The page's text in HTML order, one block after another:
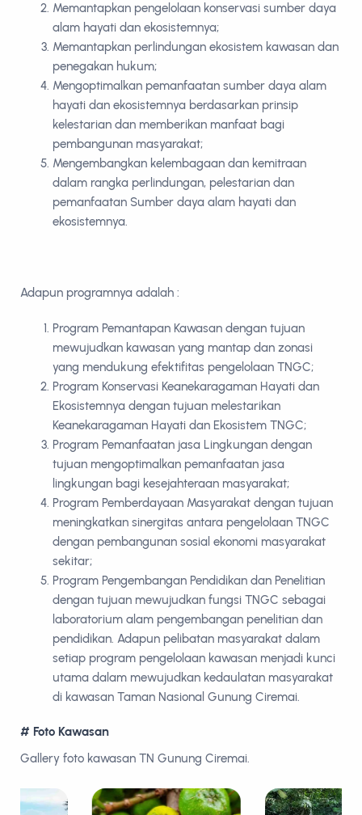
Memantapkan pengelolaan konservasi sumber daya
alam hayati dan ekosistemnya;
Memantapkan perlindungan ekosistem kawasan dan
penegakan hukum;
Mengoptimalkan pemanfaatan sumber daya alam
hayati dan ekosistemnya berdasarkan prinsip
kelestarian dan memberikan manfaat bagi
pembangunan masyarakat;
Mengembangkan kelembagaan dan kemitraan
dalam rangka perlindungan, pelestarian dan
pemanfaatan Sumber daya alam hayati dan
ekosistemnya.
Adapun programnya adalah :
Program Pemantapan Kawasan dengan tujuan
mewujudkan kawasan yang mantap dan zonasi
yang mendukung efektifitas pengelolaan TNGC;
Program Konservasi Keanekaragaman Hayati dan
Ekosistemnya dengan tujuan melestarikan
Keanekaragaman Hayati dan Ekosistem TNGC;
Program Pemanfaatan jasa Lingkungan dengan
tujuan mengoptimalkan pemanfaatan jasa
lingkungan bagi kesejahteraan masyarakat;
Program Pemberdayaan Masyarakat dengan tujuan
meningkatkan sinergitas antara pengelolaan TNGC
dengan pembangunan sosial ekonomi masyarakat
sekitar;
Program Pengembangan Pendidikan dan Penelitian
dengan tujuan mewujudkan fungsi TNGC sebagai
laboratorium alam pengembangan penelitian dan
pendidikan. Adapun pelibatan masyarakat dalam
setiap program pengelolaan kawasan menjadi kunci
utama dalam mewujudkan kedaulatan masyarakat
di kawasan Taman Nasional Gunung Ciremai.
# Foto Kawasan
Gallery foto kawasan TN Gunung Ciremai.